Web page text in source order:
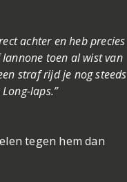
achter en heb precies
toen al wist van
straf rijd je nog steeds
laps.”
tegen hem dan